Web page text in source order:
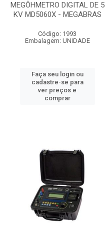
MEGÔHMETRO DIGITAL DE 5
KV MD5060X - MEGABRAS
Código: 1993
Embalagem: UNIDADE
Faça seu login ou
cadastre-se para
ver preços e
comprar